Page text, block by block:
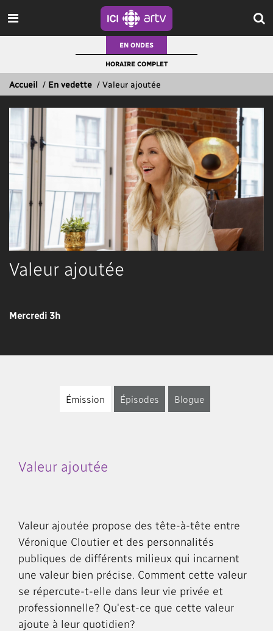
EN ONDES
HORAIRE COMPLET
Accueil / En vedette / Valeur ajoutée
Valeur ajoutée
Mercredi 3h
Émission Épisodes Blogue
Valeur ajoutée
Valeur ajoutée propose des tête-à-tête entre
Véronique Cloutier et des personnalités
publiques de différents milieux qui incarnent
une valeur bien précise. Comment cette valeur
se répercute-t-elle dans leur vie privée et
professionnelle? Qu'est-ce que cette valeur
ajoute à leur quotidien?